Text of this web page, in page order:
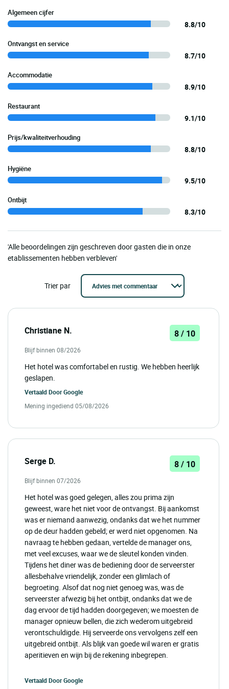
Algemeen cijfer
8.8/10
Ontvangst en service
8.7/10
Accommodatie
8.9/10
Restaurant
9.1/10
Prijs/kwaliteitverhouding
8.8/10
Hygiëne
9.5/10
Ontbijt
8.3/10
'Alle beoordelingen zijn geschreven door gasten die in onze
etablissementen hebben verbleven'
Trier par
Christiane N. 8 / 10
Blijf binnen 08/2026
Het hotel was comfortabel en rustig. We hebben heerlijk
geslapen.
Vertaald DoorGoogle
Mening ingediend 05/08/2026
Serge D. 8 / 10
Blijf binnen 07/2026
Het hotel was goed gelegen, alles zou prima zijn
geweest, ware het niet voor de ontvangst. Bij aankomst
was er niemand aanwezig, ondanks dat we het nummer
op de deur hadden gebeld; er werd niet opgenomen. Na
navraag te hebben gedaan, vertelde de manager ons,
met veel excuses, waar we de sleutel konden vinden.
Tijdens het diner was de bediening door de serveerster
allesbehalve vriendelijk, zonder een glimlach of
begroeting. Alsof dat nog niet genoeg was, was de
serveerster afwezig bij het ontbijt, ondanks dat we de
dag ervoor de tijd hadden doorgegeven; we moesten de
manager opnieuw bellen, die zich wederom uitgebreid
verontschuldigde. Hij serveerde ons vervolgens zelf een
uitgebreid ontbijt. Als blijk van goede wil waren er gratis
aperitieven en wijn bij de rekening inbegrepen.
Vertaald DoorGoogle